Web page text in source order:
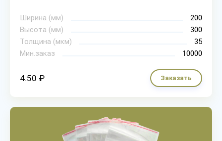
Ширина (мм)
200
Высота (мм)
300
Толщина (мкм)
35
Мин.заказ
10000
4.50 ₽ Заказать